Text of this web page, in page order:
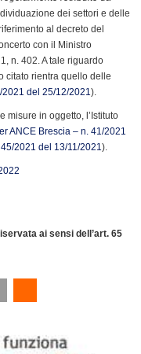
dei settori e delle
al decreto del
con il Ministro
n. 402. A tale riguardo
citato rientra quello delle
del 25/12/2021).
misure in oggetto, l’Istituto
ANCE Brescia – n. 41/2021
2021 del 13/11/2021).
ai sensi dell’art. 65